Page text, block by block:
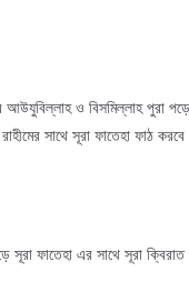
আউযুবিল্লাহ ও বিসমিল্লাহ পুরা
সাথে সূরা ফাতেহা ফাঠ
সূরা ফাতেহা এর সাথে সূরা